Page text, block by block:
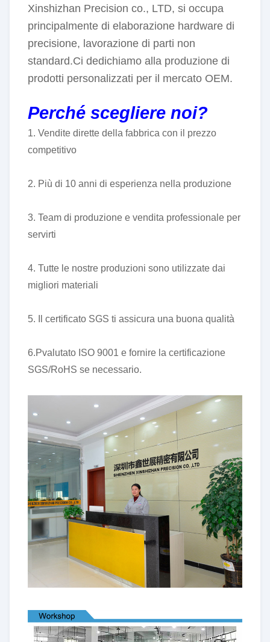
Xinshizhan Precision co., LTD, si occupa
principalmente di elaborazione hardware di
precisione, lavorazione di parti non
standard.Ci dedichiamo alla produzione di
prodotti personalizzati per il mercato OEM.
Perché scegliere noi?
1. Vendite dirette della fabbrica con il prezzo
competitivo
2. Più di 10 anni di esperienza nella produzione
3. Team di produzione e vendita professionale per
servirti
4. Tutte le nostre produzioni sono utilizzate dai
migliori materiali
5. Il certificato SGS ti assicura una buona qualità
6.Pvalutato ISO 9001 e fornire la certificazione
SGS/RoHS se necessario.